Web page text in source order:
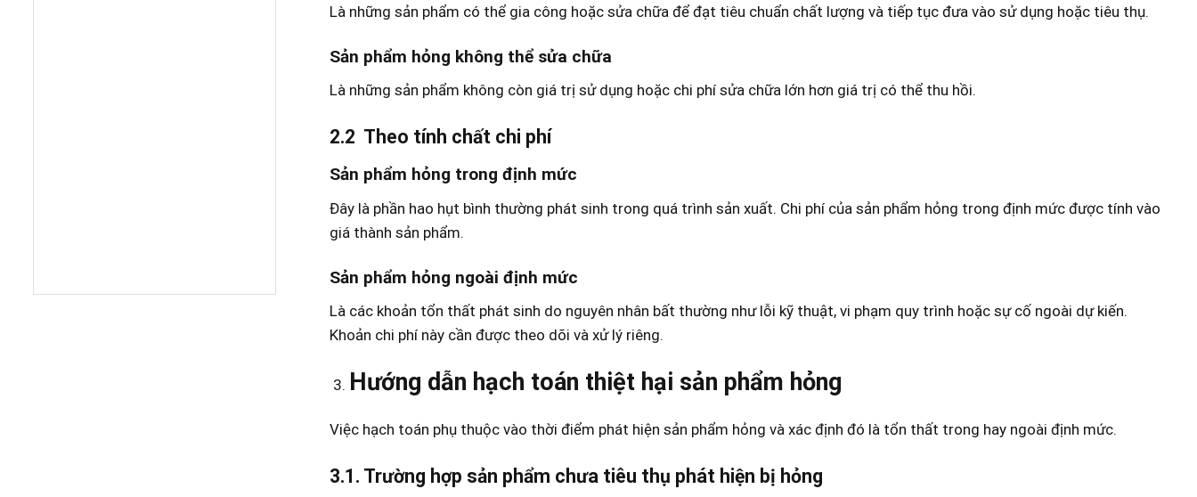
Là những sản phẩm có thể gia công hoặc sửa chữa để đạt tiêu chuẩn chất lượng và tiếp tục đưa vào sử dụng hoặc tiêu thụ.
Sản phẩm hỏng không thể sửa chữa
Là những sản phẩm không còn giá trị sử dụng hoặc chi phí sửa chữa lớn hơn giá trị có thể thu hồi.
2.2 Theo tính chất chi phí
Sản phẩm hỏng trong định mức
Đây là phần hao hụt bình thường phát sinh trong quá trình sản xuất. Chi phí của sản phẩm hỏng trong định mức được tính vào
giá thành sản phẩm.
Sản phẩm hỏng ngoài định mức
Là các khoản tổn thất phát sinh do nguyên nhân bất thường như lỗi kỹ thuật, vi phạm quy trình hoặc sự cố ngoài dự kiến.
Khoản chi phí này cần được theo dõi và xử lý riêng.
Hướng dẫn hạch toán thiệt hại sản phẩm hỏng
Việc hạch toán phụ thuộc vào thời điểm phát hiện sản phẩm hỏng và xác định đó là tổn thất trong hay ngoài định mức.
3.1. Trường hợp sản phẩm chưa tiêu thụ phát hiện bị hỏng